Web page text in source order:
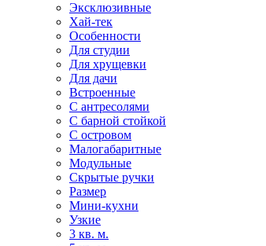
Эксклюзивные
Хай-тек
Особенности
Для студии
Для хрущевки
Для дачи
Встроенные
С антресолями
С барной стойкой
С островом
Малогабаритные
Модульные
Скрытые ручки
Размер
Мини-кухни
Узкие
3 кв. м.